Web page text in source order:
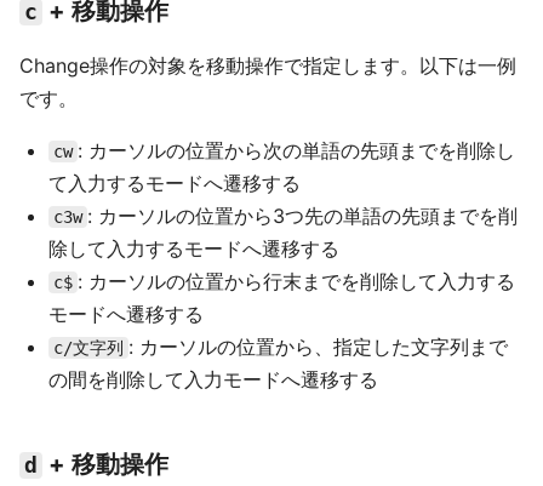
c + 移動操作
Change操作の対象を移動操作で指定します。以下は一例
です。
cw : カーソルの位置から次の単語の先頭までを削除し
て入力するモードへ遷移する
c3w : カーソルの位置から3つ先の単語の先頭までを削
除して入力するモードへ遷移する
c$ : カーソルの位置から行末までを削除して入力する
モードへ遷移する
c/文字列 : カーソルの位置から、指定した文字列まで
の間を削除して入力モードへ遷移する
d + 移動操作